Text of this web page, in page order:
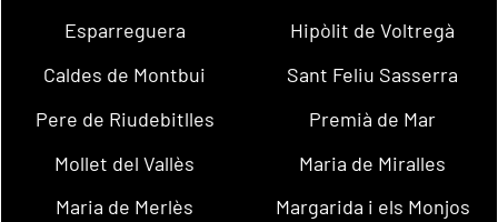
Esparreguera
Hipòlit de Voltregà
Caldes de Montbui
Sant Feliu Sasserra
Pere de Riudebitlles
Premià de Mar
Mollet del Vallès
Maria de Miralles
Maria de Merlès
Margarida i els Monjos